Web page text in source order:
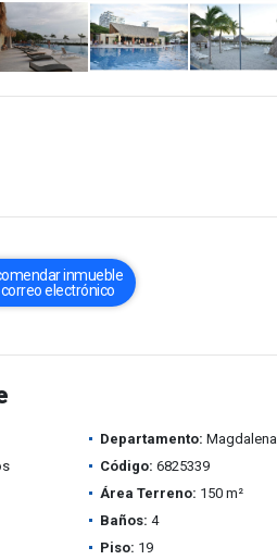
inmueble
electrónico
Departamento: Magdalena
Código: 6825339
Área Terreno: 150 m²
Baños: 4
Piso: 19